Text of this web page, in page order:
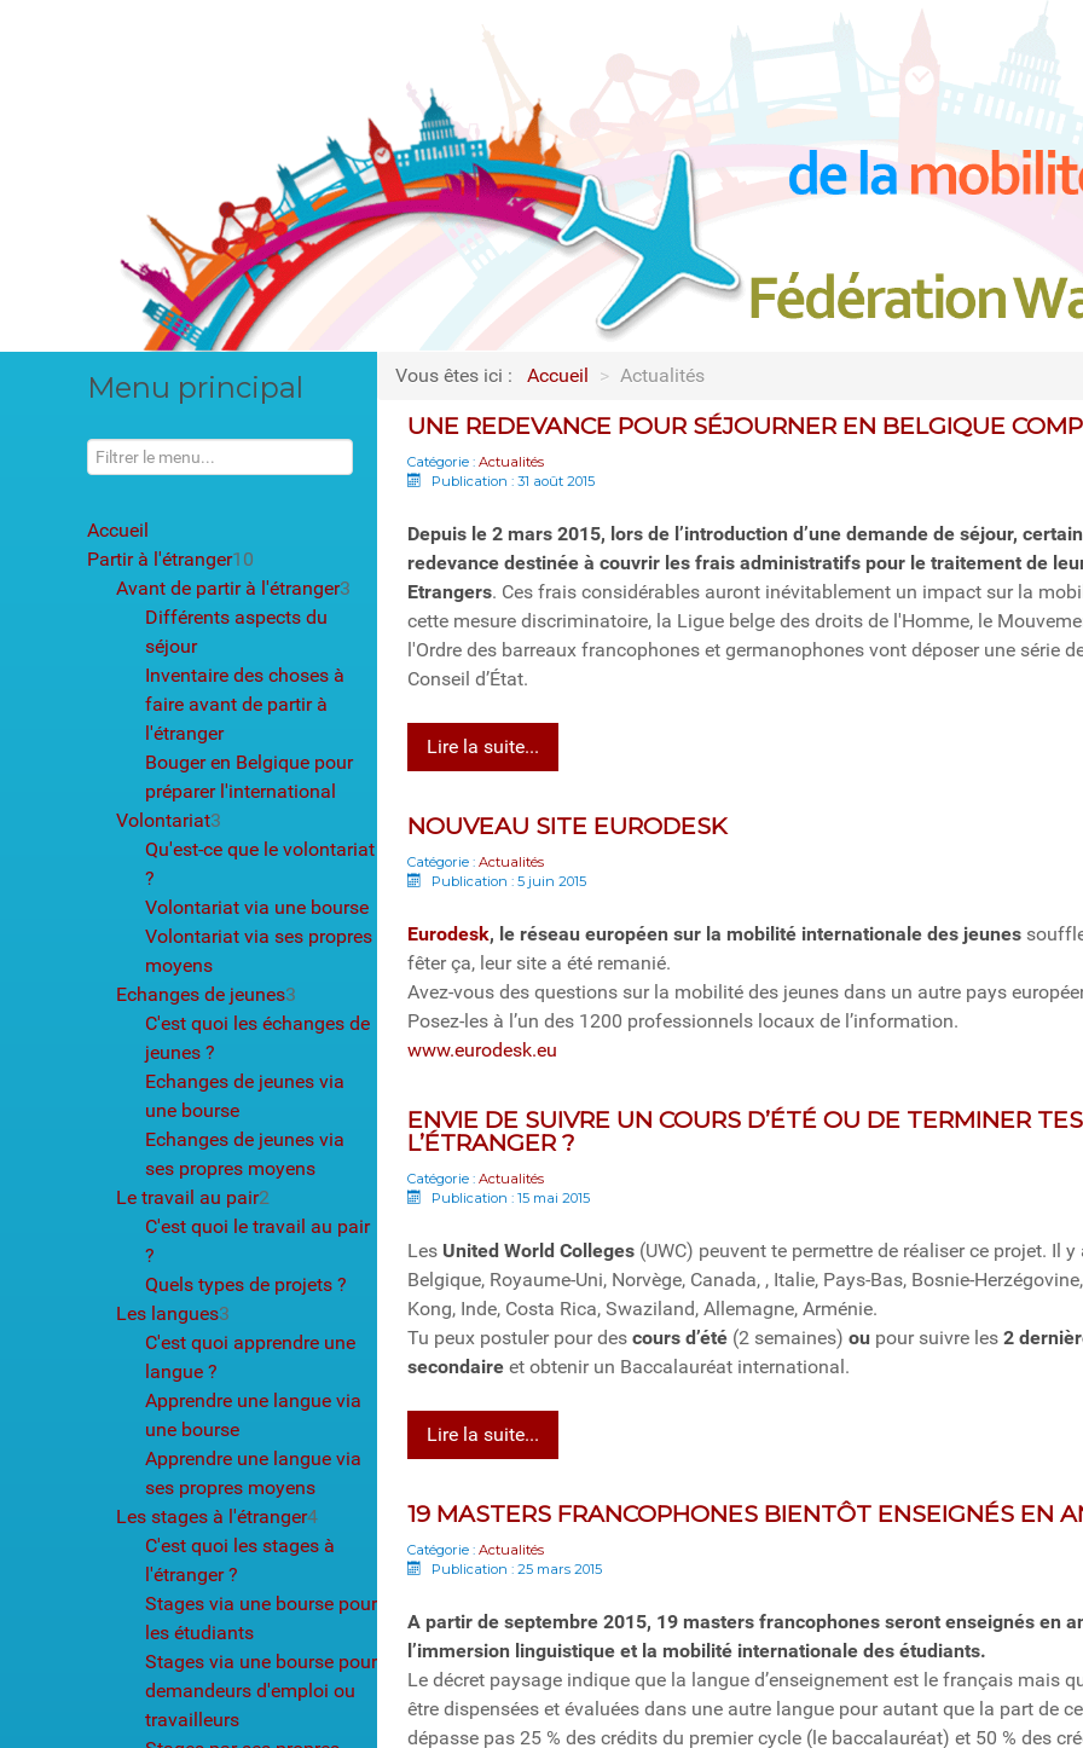
Menu principal
Accueil
Partir à l'étranger10
Avant de partir à l'étranger3
Différents aspects du
séjour
Inventaire des choses à
faire avant de partir à
l'étranger
Bouger en Belgique pour
préparer l'international
Volontariat3
Qu'est-ce que le volontariat
?
Volontariat via une bourse
Volontariat via ses propres
moyens
Echanges de jeunes3
C'est quoi les échanges de
jeunes ?
Echanges de jeunes via
une bourse
Echanges de jeunes via
ses propres moyens
Le travail au pair2
C'est quoi le travail au pair
?
Quels types de projets ?
Les langues3
C'est quoi apprendre une
langue ?
Apprendre une langue via
une bourse
Apprendre une langue via
ses propres moyens
Les stages à l'étranger4
C'est quoi les stages à
l'étranger ?
Stages via une bourse pour
les étudiants
Stages via une bourse pour
demandeurs d'emploi ou
travailleurs
Vous êtes ici : Accueil > Actualités
UNE REDEVANCE POUR SÉJOURNER EN BELGIQUE
Catégorie : Actualités
Publication : 31 août 2015
Depuis le 2 mars 2015, lors de l’introduction d’une demande de séjour,
redevance destinée à couvrir les frais administratifs pour le traitement de
Etrangers. Ces frais considérables auront inévitablement un impact sur la
cette mesure discriminatoire, la Ligue belge des droits de l'Homme, le
l'Ordre des barreaux francophones et germanophones vont déposer une série
Conseil d’État.
Lire la suite...
NOUVEAU SITE EURODESK
Catégorie : Actualités
Publication : 5 juin 2015
Eurodesk, le réseau européen sur la mobilité internationale des jeunes
fêter ça, leur site a été remanié.
Avez-vous des questions sur la mobilité des jeunes dans un autre pays
Posez-les à l’un des 1200 professionnels locaux de l’information.
www.eurodesk.eu
ENVIE DE SUIVRE UN COURS D’ÉTÉ OU DE TERMINER
L’ÉTRANGER ?
Catégorie : Actualités
Publication : 15 mai 2015
Les United World Colleges (UWC) peuvent te permettre de réaliser ce projet. Il
Belgique, Royaume-Uni, Norvège, Canada, , Italie, Pays-Bas, Bosnie-
Kong, Inde, Costa Rica, Swaziland, Allemagne, Arménie.
Tu peux postuler pour des cours d’été (2 semaines) ou pour suivre les 2
secondaire et obtenir un Baccalauréat international.
Lire la suite...
19 MASTERS FRANCOPHONES BIENTÔT ENSEIGNÉS EN
Catégorie : Actualités
Publication : 25 mars 2015
A partir de septembre 2015, 19 masters francophones seront enseignés en
l’immersion linguistique et la mobilité internationale des étudiants.
Le décret paysage indique que la langue d’enseignement est le français mais
être dispensées et évaluées dans une autre langue pour autant que la part de
dépasse pas 25 % des crédits du premier cycle (le baccalauréat) et 50 % des